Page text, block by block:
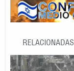
RELACIONADAS